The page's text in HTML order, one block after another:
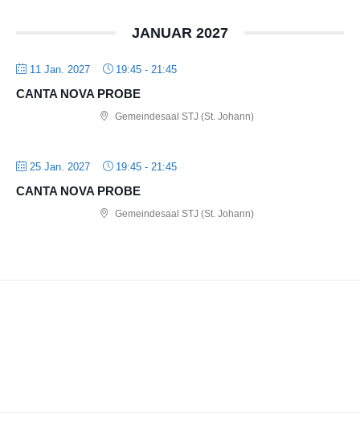
JANUAR 2027
11 Jan. 2027 19:45 - 21:45
CANTA NOVA PROBE
Gemeindesaal STJ (St. Johann)
25 Jan. 2027 19:45 - 21:45
CANTA NOVA PROBE
Gemeindesaal STJ (St. Johann)